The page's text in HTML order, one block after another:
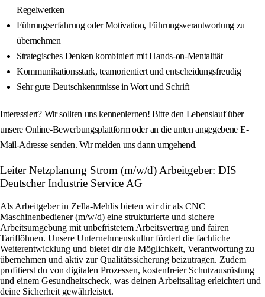
Regelwerken
Führungserfahrung oder Motivation, Führungsverantwortung zu
übernehmen
Strategisches Denken kombiniert mit Hands-on-Mentalität
Kommunikationsstark, teamorientiert und entscheidungsfreudig
Sehr gute Deutschkenntnisse in Wort und Schrift
Interessiert? Wir sollten uns kennenlernen! Bitte den Lebenslauf über
unsere Online-Bewerbungsplattform oder an die unten angegebene E-
Mail-Adresse senden. Wir melden uns dann umgehend.
Leiter Netzplanung Strom (m/w/d) Arbeitgeber: DIS
Deutscher Industrie Service AG
Als Arbeitgeber in Zella-Mehlis bieten wir dir als CNC
Maschinenbediener (m/w/d) eine strukturierte und sichere
Arbeitsumgebung mit unbefristetem Arbeitsvertrag und fairen
Tariflöhnen. Unsere Unternehmenskultur fördert die fachliche
Weiterentwicklung und bietet dir die Möglichkeit, Verantwortung zu
übernehmen und aktiv zur Qualitätssicherung beizutragen. Zudem
profitierst du von digitalen Prozessen, kostenfreier Schutzausrüstung
und einem Gesundheitscheck, was deinen Arbeitsalltag erleichtert und
deine Sicherheit gewährleistet.